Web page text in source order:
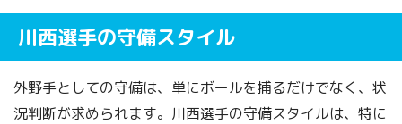
川西選手の守備スタイル
外野手としての守備は、単にボールを捕るだけでなく、状
況判断が求められます。川西選手の守備スタイルは、特に